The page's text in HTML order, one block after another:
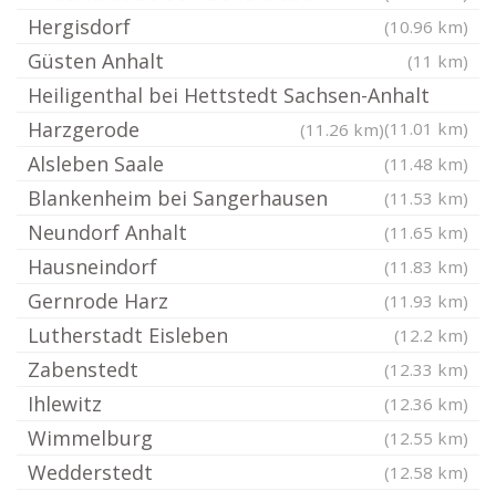
Hergisdorf (10.96 km)
Güsten Anhalt (11 km)
Heiligenthal bei Hettstedt Sachsen-Anhalt
(11.01 km)
Harzgerode (11.26 km)
Alsleben Saale (11.48 km)
Blankenheim bei Sangerhausen (11.53 km)
Neundorf Anhalt (11.65 km)
Hausneindorf (11.83 km)
Gernrode Harz (11.93 km)
Lutherstadt Eisleben (12.2 km)
Zabenstedt (12.33 km)
Ihlewitz (12.36 km)
Wimmelburg (12.55 km)
Wedderstedt (12.58 km)